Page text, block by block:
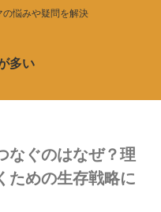
悩みや疑問を解決
多い
なぐのはなぜ？理
ための生存戦略に